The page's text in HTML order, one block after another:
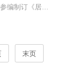
编制订《居住
窗标准委员会
末页